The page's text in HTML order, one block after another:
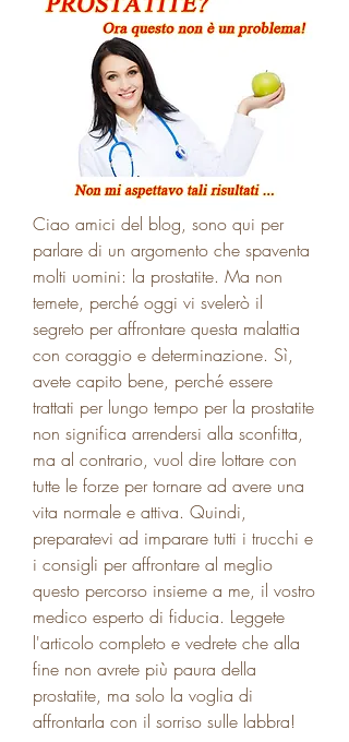
Ciao amici del blog, sono qui per
parlare di un argomento che spaventa
molti uomini: la prostatite. Ma non
temete, perché oggi vi svelerò il
segreto per affrontare questa malattia
con coraggio e determinazione. Sì,
avete capito bene, perché essere
trattati per lungo tempo per la prostatite
non significa arrendersi alla sconfitta,
ma al contrario, vuol dire lottare con
tutte le forze per tornare ad avere una
vita normale e attiva. Quindi,
preparatevi ad imparare tutti i trucchi e
i consigli per affrontare al meglio
questo percorso insieme a me, il vostro
medico esperto di fiducia. Leggete
l'articolo completo e vedrete che alla
fine non avrete più paura della
prostatite, ma solo la voglia di
affrontarla con il sorriso sulle labbra!